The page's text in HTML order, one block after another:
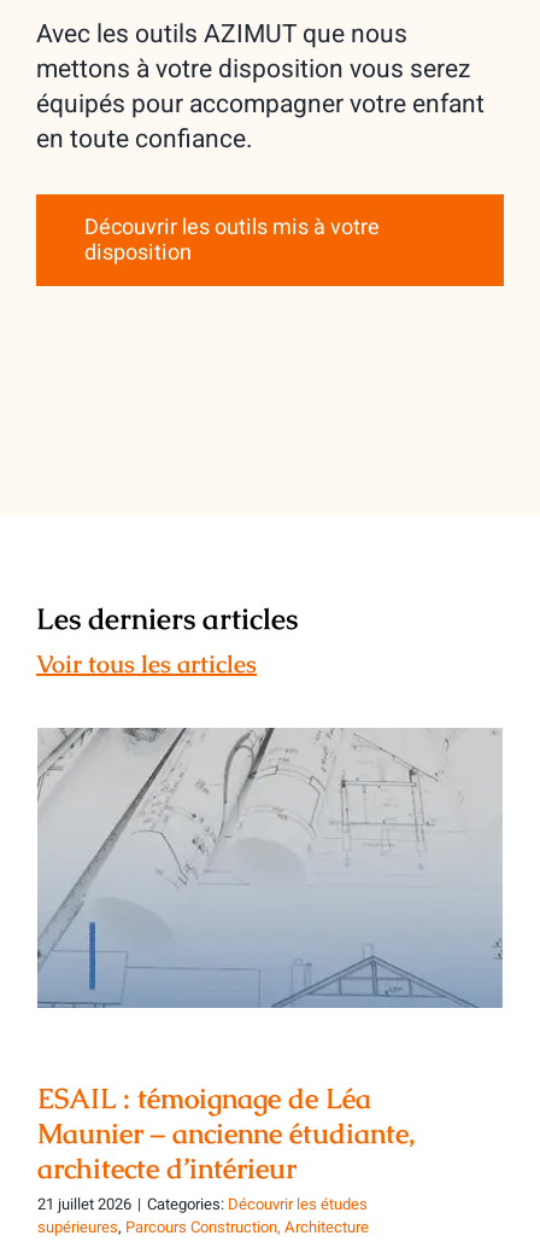
Avec les outils AZIMUT que nous
mettons à votre disposition vous serez
équipés pour accompagner votre enfant
en toute confiance.
Découvrir les outils mis à votre
disposition
Les derniers articles
Voir tous les articles
ESAIL : témoignage de Léa Maunier –
ancienne étudiante, architecte
ESAIL : témoignage de Léa
Maunier – ancienne étudiante,
architecte d’intérieur
21 juillet 2026 | Categories: Découvrir les études
supérieures, Parcours Construction, Architecture